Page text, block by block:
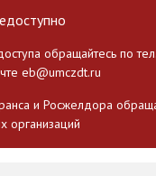
обращайтесь по
eb@umczdt.ru
и Росжелдора
организаций